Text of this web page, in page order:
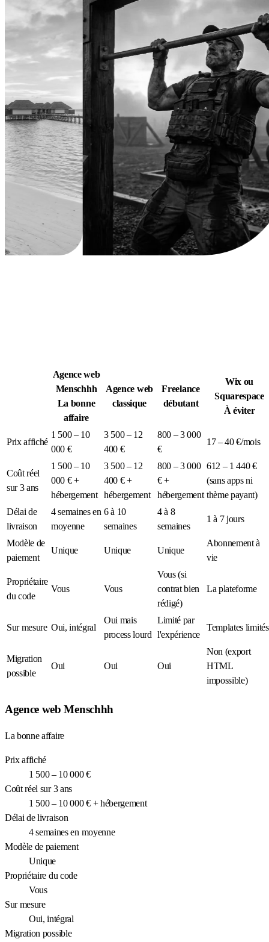
Agence web
Menschhh
La bonne
affaire
Agence web
classique
Freelance
débutant
Wix ou
Squarespace
À éviter
Prix affiché
1 500 – 10
000 €
3 500 – 12
400 €
800 – 3 000
€
17 – 40 €/mois
Coût réel
sur 3 ans
1 500 – 10
000 € +
hébergement
3 500 – 12
400 € +
hébergement
800 – 3 000
€ +
hébergement
612 – 1 440 €
(sans apps ni
thème payant)
Délai de
livraison
4 semaines en
moyenne
6 à 10
semaines
4 à 8
semaines
1 à 7 jours
Modèle de
paiement
Unique Unique Unique
Abonnement à
vie
Propriétaire
du code
Vous Vous
Vous (si
contrat bien
rédigé)
La plateforme
Sur mesure Oui, intégral
Oui mais
process lourd
Limité par
l'expérience
Templates limités
Migration
possible
Oui Oui Oui
Non (export
HTML
impossible)
Agence web Menschhh
La bonne affaire
Prix affiché
1 500 – 10 000 €
Coût réel sur 3 ans
1 500 – 10 000 € + hébergement
Délai de livraison
4 semaines en moyenne
Modèle de paiement
Unique
Propriétaire du code
Vous
Sur mesure
Oui, intégral
Migration possible